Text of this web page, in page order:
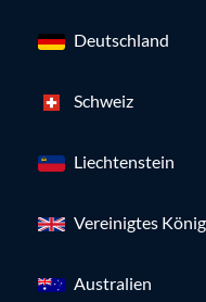
Deutschland
Schweiz
Liechtenstein
Vereinigtes
Australien